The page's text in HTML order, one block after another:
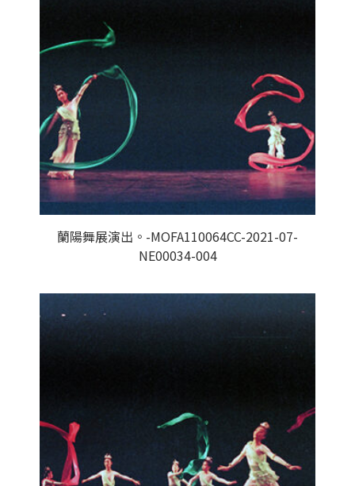
蘭陽舞展演出。-MOFA110064CC-2021-07-
NE00034-004